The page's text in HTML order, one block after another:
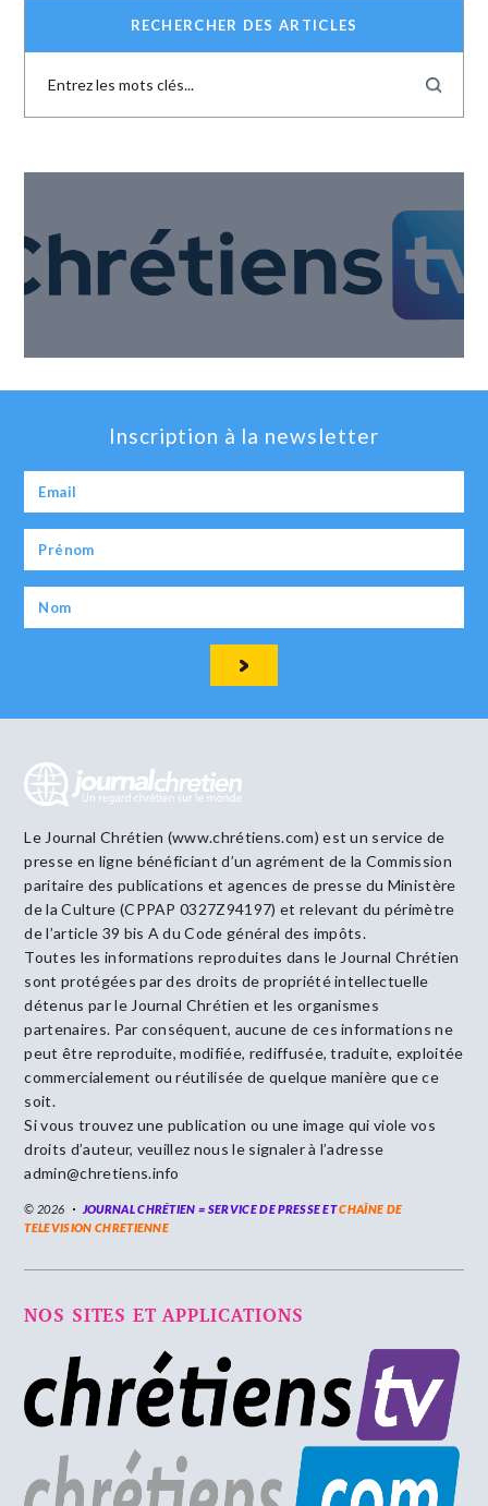
RECHERCHER DES ARTICLES
Inscription à la newsletter
Le Journal Chrétien (www.chrétiens.com) est un service de
presse en ligne bénéficiant d’un agrément de la Commission
paritaire des publications et agences de presse du Ministère
de la Culture (CPPAP 0327Z94197) et relevant du périmètre
de l’article 39 bis A du Code général des impôts.
Toutes les informations reproduites dans le Journal Chrétien
sont protégées par des droits de propriété intellectuelle
détenus par le Journal Chrétien et les organismes
partenaires. Par conséquent, aucune de ces informations ne
peut être reproduite, modifiée, rediffusée, traduite, exploitée
commercialement ou réutilisée de quelque manière que ce
soit.
Si vous trouvez une publication ou une image qui viole vos
droits d’auteur, veuillez nous le signaler à l’adresse
admin@chretiens.info
© 2026 JOURNAL CHRÉTIEN = SERVICE DE PRESSE ETCHAÎNE DE
TELEVISION CHRETIENNE
NOS SITES ET APPLICATIONS